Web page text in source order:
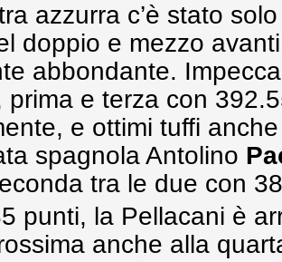
azzurra c’è stato
doppio e mezzo
abbondante.
prima e terza con
e ottimi tuffi
spagnola Antolino
tra le due con
punti, la Pellacani è
anche alla